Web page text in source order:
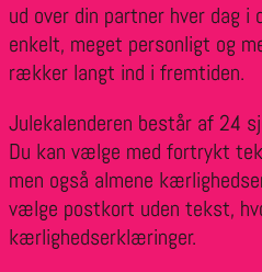
ud over din partner hver dag i
enkelt, meget personligt og
rækker langt ind i fremtiden.
Julekalenderen består af 24
Du kan vælge med fortrykt
men også almene
vælge postkort uden tekst,
kærlighedserklæringer.